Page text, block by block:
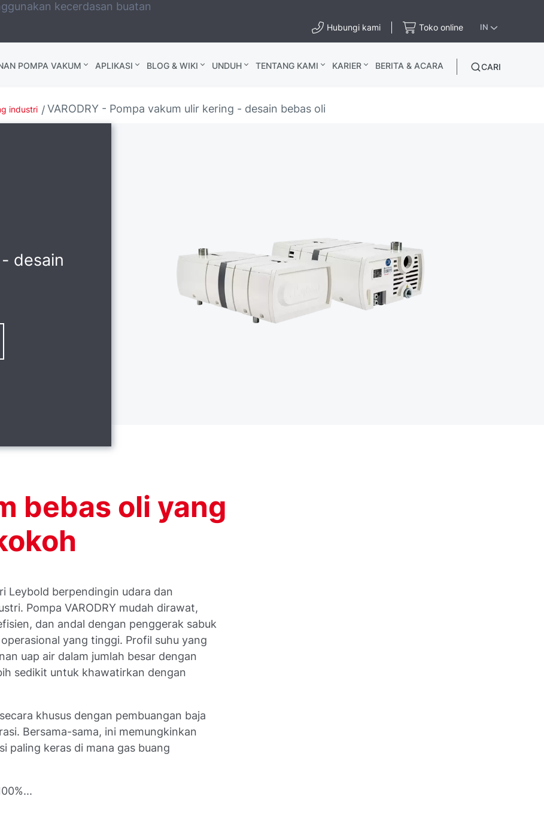
kecerdasan buatan
Hubungi kami Toko online IN
POMPA VAKUM APLIKASI BLOG & WIKI UNDUH TENTANG KAMI KARIER BERITA & ACARA CARI
industri VARODRY - Pompa vakum ulir kering - desain bebas oli
desain
bebas oli yang
Leybold berpendingin udara dan
Pompa VARODRY mudah dirawat,
dan andal dengan penggerak sabuk
yang tinggi. Profil suhu yang
uap air dalam jumlah besar dengan
sedikit untuk khawatirkan dengan
khusus dengan pembuangan baja
Bersama-sama, ini memungkinkan
paling keras di mana gas buang